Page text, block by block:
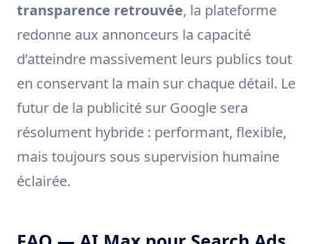
transparence retrouvée, la plateforme
redonne aux annonceurs la capacité
d’atteindre massivement leurs publics tout
en conservant la main sur chaque détail. Le
futur de la publicité sur Google sera
résolument hybride : performant, flexible,
mais toujours sous supervision humaine
éclairée.